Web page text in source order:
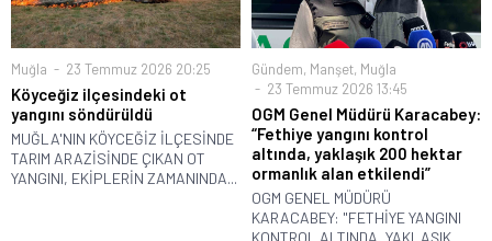
Muğla 23 Temmuz 2026 20:25
Köyceğiz ilçesindeki ot
yangını söndürüldü
MUĞLA'NIN KÖYCEĞİZ İLÇESİNDE
TARIM ARAZİSİNDE ÇIKAN OT
YANGINI, EKİPLERİN ZAMANINDA...
Gündem, Manşet, Muğla
23 Temmuz 2026 13:45
OGM Genel Müdürü Karacabey:
“Fethiye yangını kontrol
altında, yaklaşık 200 hektar
ormanlık alan etkilendi”
OGM GENEL MÜDÜRÜ
KARACABEY: "FETHİYE YANGINI